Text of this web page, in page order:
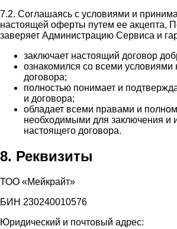
7.2. Соглашаясь с условиями и
настоящей оферты путем ее акцепта,
заверяет Администрацию Сервиса и
заключает настоящий договор
ознакомился со всеми условиями
договора;
полностью понимает и
и договора;
обладает всеми правами и
необходимыми для заключения и
настоящего договора.
8. Реквизиты
ТОО «Мейкрайт»
БИН 230240010576
Юридический и почтовый адрес: